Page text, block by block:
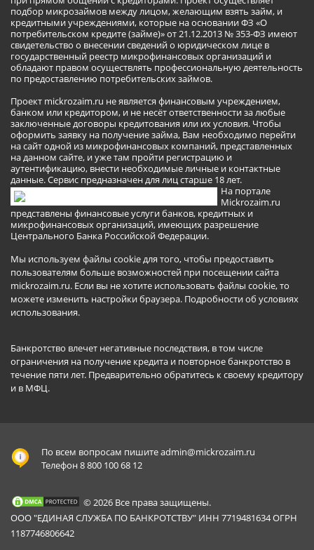
подбор микрозаймов между лицом, желающим взять займ, и
кредитными учреждениями, которые на основании ФЗ «О
потребительском кредите (займе)» от 21.12.2013 № 353-ФЗ имеют
свидетельство о внесении сведений о юридическом лице в
государственный реестр микрофинансовых организаций и
обладают правом осуществлять профессиональную деятельность
по предоставлению потребительских займов.
Проект mickrozaim.ru не является финансовым учреждением,
банком или кредитором, и не несёт ответственности за любые
заключенные договоры кредитования или их условия. Чтобы
оформить заявку на получение займа, Вам необходимо перейти
на сайт одной из микрофинансовых компаний, представленных
на данном сайте, и уже там пройти регистрацию и
аутентификацию, внести необходимые личные и контактные
данные. Сервис предназначен для лиц старше 18 лет.
На портале
Mickrozaim.ru
представлены финансовые услуги банков, кредитных и
микрофинансовых организаций, имеющих разрешение
Центрального Банка Российской Федерации.
Мы используем файлы cookie для того, чтобы предоставить
пользователям больше возможностей при посещении сайта
mickrozaim.ru. Если вы не хотите использовать файлы cookie, то
можете изменить настройки браузера. Подробности об условиях
использования.
Банкротство влечет негативные последствия, в том числе
ограничения на получение кредита и повторное банкротство в
течение пяти лет. Предварительно обратитесь к своему кредитору
и в МФЦ.
По всем вопросам пишитеadmin@mickrozaim.ru
Телефон 8 800 100 68 12
© 2026 Все права защищены.
ООО "ЕДИНАЯ СЛУЖБА ПО БАНКРОТСТВУ" ИНН 7719481634 ОГРН
1187746806642